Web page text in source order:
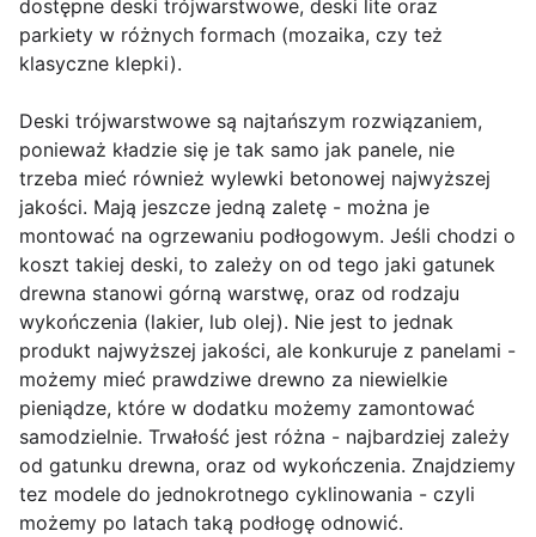
dostępne deski trójwarstwowe, deski lite oraz
parkiety w różnych formach (mozaika, czy też
klasyczne klepki).
Deski trójwarstwowe są najtańszym rozwiązaniem,
ponieważ kładzie się je tak samo jak panele, nie
trzeba mieć również wylewki betonowej najwyższej
jakości. Mają jeszcze jedną zaletę - można je
montować na ogrzewaniu podłogowym. Jeśli chodzi o
koszt takiej deski, to zależy on od tego jaki gatunek
drewna stanowi górną warstwę, oraz od rodzaju
wykończenia (lakier, lub olej). Nie jest to jednak
produkt najwyższej jakości, ale konkuruje z panelami -
możemy mieć prawdziwe drewno za niewielkie
pieniądze, które w dodatku możemy zamontować
samodzielnie. Trwałość jest różna - najbardziej zależy
od gatunku drewna, oraz od wykończenia. Znajdziemy
tez modele do jednokrotnego cyklinowania - czyli
możemy po latach taką podłogę odnowić.